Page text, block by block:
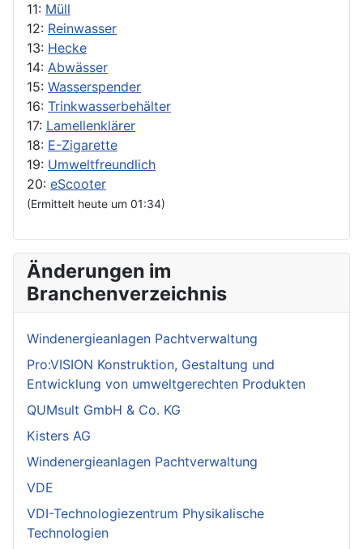
11: Müll
12: Reinwasser
13: Hecke
14: Abwässer
15: Wasserspender
16: Trinkwasserbehälter
17: Lamellenklärer
18: E-Zigarette
19: Umweltfreundlich
20: eScooter
(Ermittelt heute um 01:34)
Änderungen im
Branchenverzeichnis
Windenergieanlagen Pachtverwaltung
Pro:VISION Konstruktion, Gestaltung und
Entwicklung von umweltgerechten Produkten
QUMsult GmbH & Co. KG
Kisters AG
Windenergieanlagen Pachtverwaltung
VDE
VDI-Technologiezentrum Physikalische
Technologien